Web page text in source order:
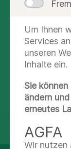
(0 40)
(0 40)
teilen
Um Ihnen
Services
unseren
Inhalte ein.
Sie
ändern
erneutes
AGFA
Wir nutzen